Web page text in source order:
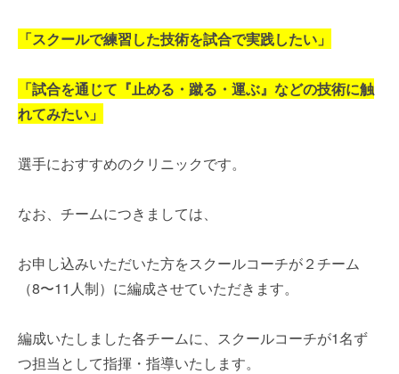
「スクールで練習した技術を試合で実践したい」
「試合を通じて『止める・蹴る・運ぶ』などの技術に触
れてみたい」
選手におすすめのクリニックです。
なお、チームにつきましては、
お申し込みいただいた方をスクールコーチが２チーム
（8〜11人制）に編成させていただきます。
編成いたしました各チームに、スクールコーチが1名ず
つ担当として指揮・指導いたします。